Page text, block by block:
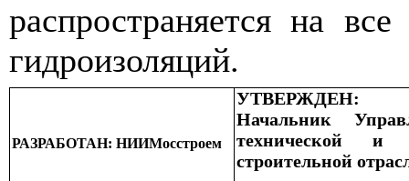
распространяется на
гидроизоляций.
РАЗРАБОТАН: НИИМосстроем
УТВЕРЖДЕН:
Начальник
технической
строительной